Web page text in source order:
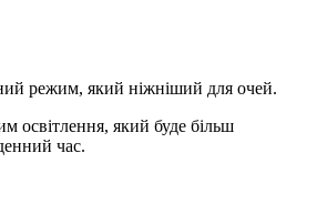
режим, який ніжніший для очей.
освітлення, який буде більш
час.